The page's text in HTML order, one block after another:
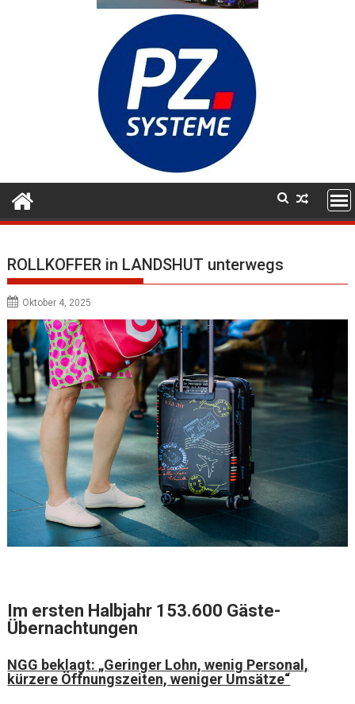
ROLLKOFFER in LANDSHUT unterwegs
Oktober 4, 2025
Im ersten Halbjahr 153.600 Gäste-
Übernachtungen
NGG beklagt: „Geringer Lohn, wenig Personal,
kürzere Öffnungszeiten, weniger Umsätze“